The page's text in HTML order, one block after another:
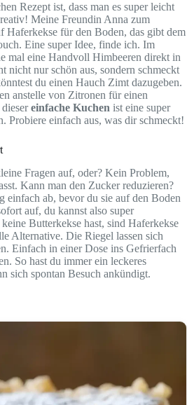
Rezept ist, dass man es super leicht
Meine Freundin Anna zum
Haferkekse für den Boden, das gibt dem
Eine super Idee, finde ich. Im
mal eine Handvoll Himbeeren direkt in
nicht nur schön aus, sondern schmeckt
du einen Hauch Zimt dazugeben.
anstelle von Zitronen für einen
einfache Kuchen ist eine super
Probiere einfach aus, was dir schmeckt!
Fragen auf, oder? Kein Problem,
Kann man den Zucker reduzieren?
einfach ab, bevor du sie auf den Boden
auf, du kannst also super
Butterkekse hast, sind Haferkekse
Alternative. Die Riegel lassen sich
Einfach in einer Dose ins Gefrierfach
So hast du immer ein leckeres
sich spontan Besuch ankündigt.